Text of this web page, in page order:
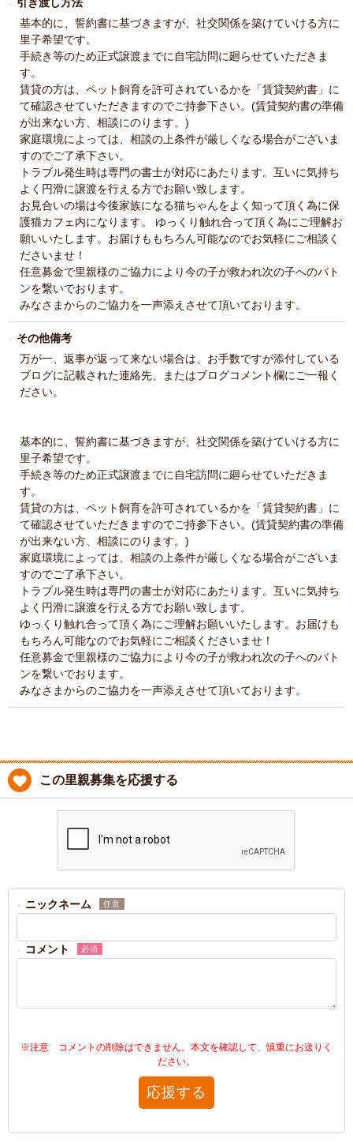
基本的に、誓約書に基づきますが、社交関係を築けていける方に
里子希望です。
手続き等のため正式譲渡までに自宅訪問に廻らせていただきま
す。
賃貸の方は、ペット飼育を許可されているかを「賃貸契約書」に
て確認させていただきますのでご持参下さい。(賃貸契約書の準備
が出来ない方、相談にのります。)
家庭環境によっては、相談の上条件が厳しくなる場合がございま
すのでご了承下さい。
トラブル発生時は専門の書士が対応にあたります。互いに気持ち
よく円滑に譲渡を行える方でお願い致します。
お見合いの場は今後家族になる猫ちゃんをよく知って頂く為に保
護猫カフェ内になります。 ゆっくり触れ合って頂く為にご理解お
願いいたします。お届けももちろん可能なのでお気軽にご相談く
ださいませ！
任意募金で里親様のご協力により今の子が救われ次の子へのバト
ンを繋いでおります。
みなさまからのご協力を一声添えさせて頂いております。
その他備考
万が一、返事が返って来ない場合は、お手数ですが添付している
ブログに記載された連絡先、またはブログコメント欄にご一報く
ださい。
基本的に、誓約書に基づきますが、社交関係を築けていける方に
里子希望です。
手続き等のため正式譲渡までに自宅訪問に廻らせていただきま
す。
賃貸の方は、ペット飼育を許可されているかを「賃貸契約書」に
て確認させていただきますのでご持参下さい。(賃貸契約書の準備
が出来ない方、相談にのります。)
家庭環境によっては、相談の上条件が厳しくなる場合がございま
すのでご了承下さい。
トラブル発生時は専門の書士が対応にあたります。互いに気持ち
よく円滑に譲渡を行える方でお願い致します。
ゆっくり触れ合って頂く為にご理解お願いいたします。お届けも
もちろん可能なのでお気軽にご相談くださいませ！
任意募金で里親様のご協力により今の子が救われ次の子へのバト
ンを繋いでおります。
みなさまからのご協力を一声添えさせて頂いております。
この里親募集を応援する
ニックネーム 任意
コメント 必須
※注意 コメントの削除はできません。本文を確認して、慎重にお送りく
ださい。
応援する